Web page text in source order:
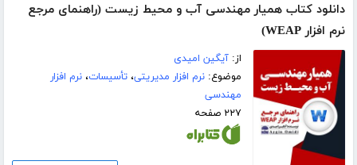
دانلود کتاب همیار مهندسی آب و محیط زیست (راهنمای مرجع
نرم افزار WEAP)
از:آیگین امیدی
موضوع:نرم افزار مدیریتی،تأسيسات،نرم افزار
مهندسی
۲۲۷ صفحه